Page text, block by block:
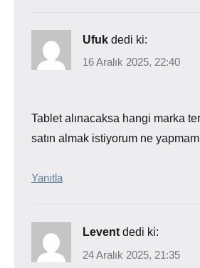
Ufuk dedi ki:
16 Aralık 2025, 22:40
Tablet alınacaksa hangi marka
satın almak istiyorum ne
Yanıtla
Levent dedi ki:
24 Aralık 2025, 21:35